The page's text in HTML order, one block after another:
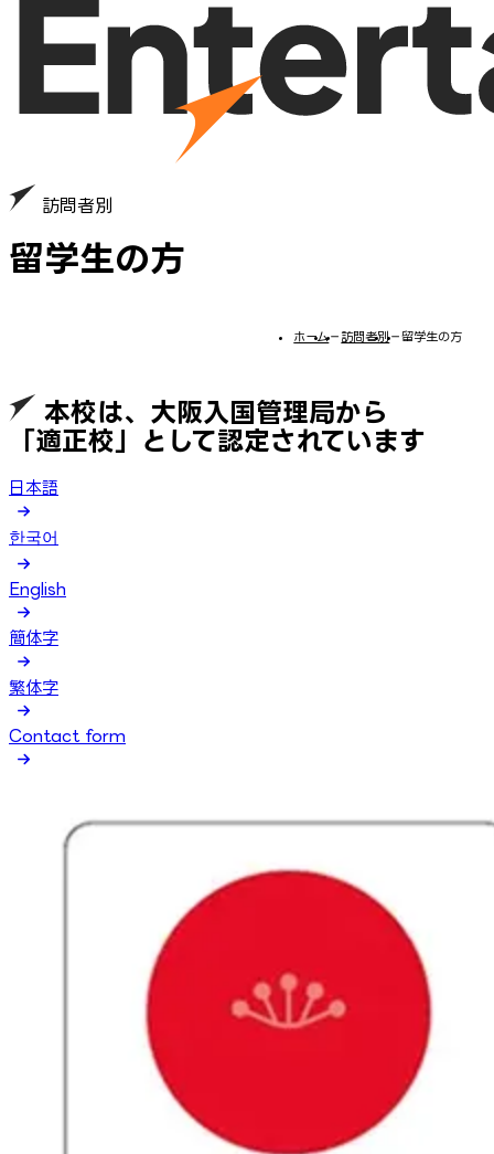
訪問者別
留学生の方
ホーム− 訪問者別−留学生の方
本校は、大阪入国管理局から
「適正校」として認定されています
日本語
한국어
English
簡体字
繁体字
Contact form